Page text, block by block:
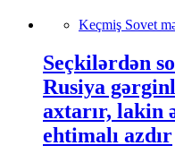
Keçmiş Sovet
Seçkilərdən
Rusiya
axtarır, lakin
ehtimalı azdır